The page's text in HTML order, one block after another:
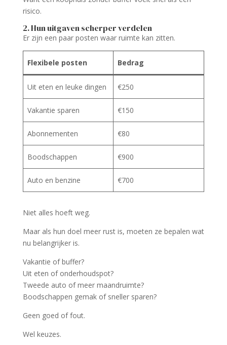
risico.
2. Hun uitgaven scherper verdelen
Er zijn een paar posten waar ruimte kan zitten.
Flexibele posten Bedrag
Uit eten en leuke dingen €250
Vakantie sparen €150
Abonnementen €80
Boodschappen €900
Auto en benzine €700
Niet alles hoeft weg.
Maar als hun doel meer rust is, moeten ze bepalen wat
nu belangrijker is.
Vakantie of buffer?
Uit eten of onderhoudspot?
Tweede auto of meer maandruimte?
Boodschappen gemak of sneller sparen?
Geen goed of fout.
Wel keuzes.